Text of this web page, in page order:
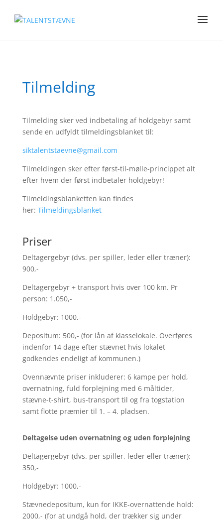
Tilmelding
Tilmelding sker ved indbetaling af holdgebyr samt
sende en udfyldt tilmeldingsblanket til:
siktalentstaevne@gmail.com
Tilmeldingen sker efter først-til-mølle-princippet alt
efter hvem der først indbetaler holdgebyr!
Tilmeldingsblanketten kan findes
her: Tilmeldingsblanket
Priser
Deltagergebyr (dvs. per spiller, leder eller træner):
900,-
Deltagergebyr + transport hvis over 100 km. Pr
person: 1.050,-
Holdgebyr: 1000,-
Depositum: 500,- (for lån af klasselokale. Overføres
indenfor 14 dage efter stævnet hvis lokalet
godkendes endeligt af kommunen.)
Ovennævnte priser inkluderer: 6 kampe per hold,
overnatning, fuld forplejning med 6 måltider,
stævne-t-shirt, bus-transport til og fra togstation
samt flotte præmier til 1. – 4. pladsen.
Deltagelse uden overnatning og uden forplejning
Deltagergebyr (dvs. per spiller, leder eller træner):
350,-
Holdgebyr: 1000,-
Stævnedepositum, kun for IKKE-overnattende hold:
2000,- (for at undgå hold, der trækker sig under